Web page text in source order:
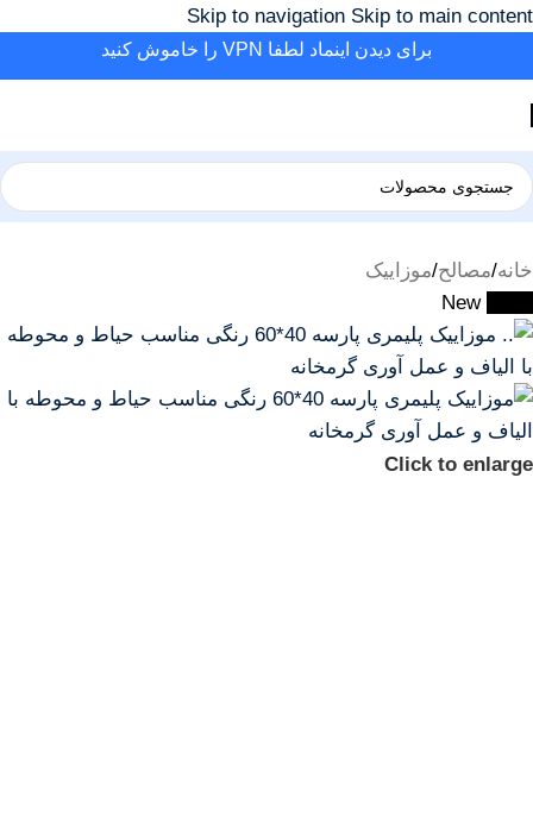
Skip to navigation Skip to main content
برای دیدن اینماد لطفا VPN را خاموش کنید
خانه/مصالح/موزاییک
New
Click to enlarge